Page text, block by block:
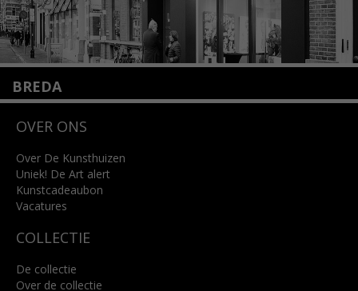
BREDA
4818 SB Breda
info@kunsthuisbreda.nl
Lees meer
OVER ONS
Over De Kunsthuizen
Uniek! De Art alert
Kunstcadeaubon
Vacatures
COLLECTIE
De collectie
Over de collectie